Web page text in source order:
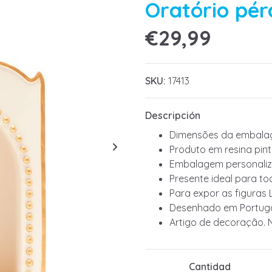
Oratório
€29,99
SKU: 17413
Descripción
Dimensões da
Produto em resina
Embalagem
Presente ideal para
Para expor as figuras
Desenhado em
Artigo de decoração.
Cantidad